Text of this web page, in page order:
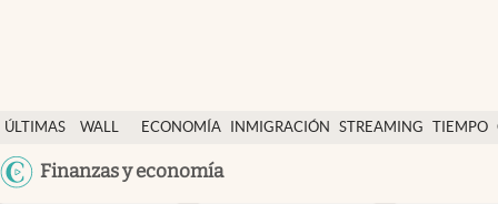
ÚLTIMAS
NOTICIAS
WALL
ECONOMÍA INMIGRACIÓN STREAMING TIEMPO
Finanzas y economía
Finanzas y economía
Wall Street y dólar